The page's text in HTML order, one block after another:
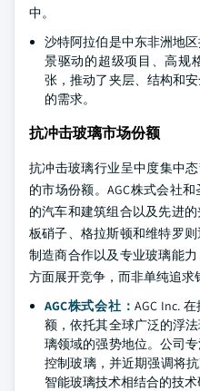
中。
沙特阿拉伯是中东非洲地
景驱动的超级项目、高规
张，推动了夹层、结构和
的需求。
抗冲击玻璃市场份额
抗冲击玻璃行业呈中度集中
的市场份额。AGC株式会社
的汽车和建筑组合以及先进
板硝子、格拉斯顿和维特罗
制造商合作以及专业玻璃能
方面展开竞争，而非单纯追求
AGC株式会社：AGC Inc.
额，依托其全球广泛的浮
璃领域的强势地位。公司
控制玻璃，并近期强调将
智能玻璃技术相结合的技术